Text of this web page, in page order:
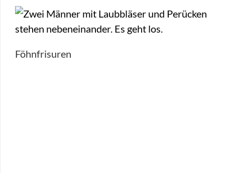
Föhnfrisuren